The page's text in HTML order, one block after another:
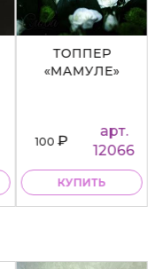
ТОППЕР
«МАМОЧКЕ» Т002
100₽
арт.
12068
КУПИТЬ